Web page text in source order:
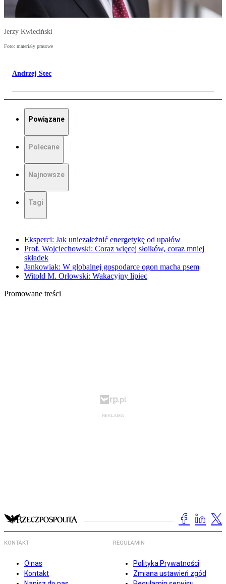
Jerzy Kwieciński
Foto: materiały prasowe
Andrzej Stec
Powiązane
Polecane
Najnowsze
Tagi
Eksperci: Jak uniezależnić energetykę od upałów
Prof. Wojciechowski: Coraz więcej słoików, coraz mniej
składek
Jankowiak: W globalnej gospodarce ogon macha psem
Witold M. Orłowski: Wakacyjny lipiec
Promowane treści
KONTAKT
O nas
Kontakt
REGULAMIN
Polityka Prywatności
Zmiana ustawień zgód